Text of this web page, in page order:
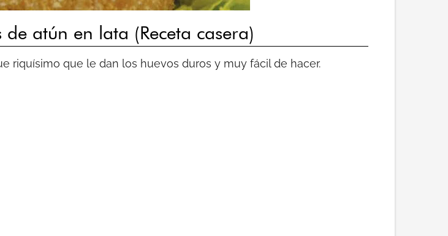
atún en lata (Receta casera)
riquísimo que le dan los huevos duros y muy fácil de hacer.